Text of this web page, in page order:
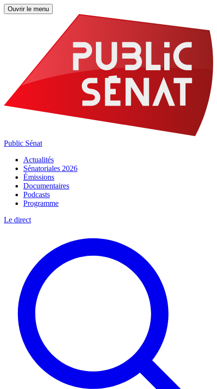
Ouvrir le menu
Public Sénat
Actualités
Sénatoriales 2026
Émissions
Documentaires
Podcasts
Programme
Le direct